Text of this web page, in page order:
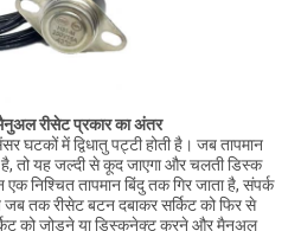
रीसेट प्रकार का अंतर
घटकों में द्विधातु पट्टी होती है। जब तापमान
है, तो यह जल्दी से कूद जाएगा और चलती डिस्क
निश्चित तापमान बिंदु तक गिर जाता है, संपर्क
तक रीसेट बटन दबाकर सर्किट को फिर से
को जोड़ने या डिस्कनेक्ट करने और मैनुअल